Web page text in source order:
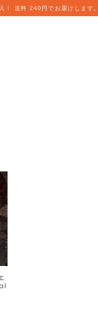
！ 送料 240円でお届けします。